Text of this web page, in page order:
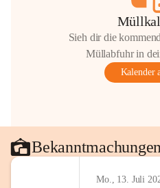
Sieh dir die
Müllabfuhr in
Kalender
Bekanntmachungen
Mo., 13. Juli